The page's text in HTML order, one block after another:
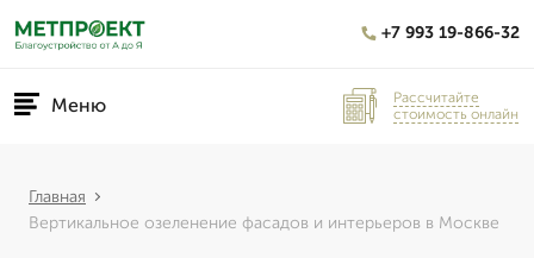
+7 993 19-866-32
Меню
Рассчитайте
стоимость онлайн
Главная
Вертикальное озеленение фасадов и интерьеров в Москве